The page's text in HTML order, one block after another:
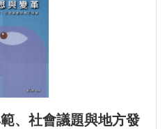
、社會議題與地方發